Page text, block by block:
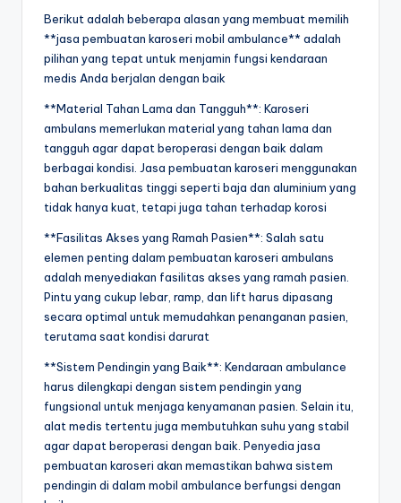
Berikut adalah beberapa alasan yang membuat memilih
**jasa pembuatan karoseri mobil ambulance** adalah
pilihan yang tepat untuk menjamin fungsi kendaraan
medis Anda berjalan dengan baik
**Material Tahan Lama dan Tangguh**: Karoseri
ambulans memerlukan material yang tahan lama dan
tangguh agar dapat beroperasi dengan baik dalam
berbagai kondisi. Jasa pembuatan karoseri menggunakan
bahan berkualitas tinggi seperti baja dan aluminium yang
tidak hanya kuat, tetapi juga tahan terhadap korosi
**Fasilitas Akses yang Ramah Pasien**: Salah satu
elemen penting dalam pembuatan karoseri ambulans
adalah menyediakan fasilitas akses yang ramah pasien.
Pintu yang cukup lebar, ramp, dan lift harus dipasang
secara optimal untuk memudahkan penanganan pasien,
terutama saat kondisi darurat
**Sistem Pendingin yang Baik**: Kendaraan ambulance
harus dilengkapi dengan sistem pendingin yang
fungsional untuk menjaga kenyamanan pasien. Selain itu,
alat medis tertentu juga membutuhkan suhu yang stabil
agar dapat beroperasi dengan baik. Penyedia jasa
pembuatan karoseri akan memastikan bahwa sistem
pendingin di dalam mobil ambulance berfungsi dengan